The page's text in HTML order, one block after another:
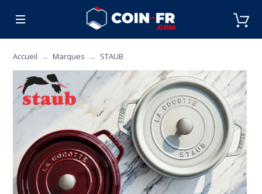
CUISINE MOBILIER
Accueil Marques STAUB